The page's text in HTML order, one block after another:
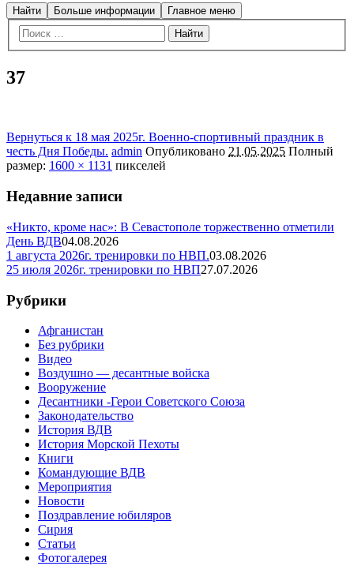
Найти Больше информации Главное меню
37
Вернуться к 18 мая 2025г. Военно-спортивный праздник в
честь Дня Победы. admin Опубликовано 21.05.2025 Полный
размер: 1600 × 1131 пикселей
Недавние записи
«Никто, кроме нас»: В Севастополе торжественно отметили
День ВДВ04.08.2026
1 августа 2026г. тренировки по НВП.03.08.2026
25 июля 2026г. тренировки по НВП27.07.2026
Рубрики
Афганистан
Без рубрики
Видео
Воздушно — десантные войска
Вооружение
Десантники -Герои Советского Союза
Законодательство
История ВДВ
История Морской Пехоты
Книги
Командующие ВДВ
Мероприятия
Новости
Поздравление юбиляров
Сирия
Статьи
Фотогалерея